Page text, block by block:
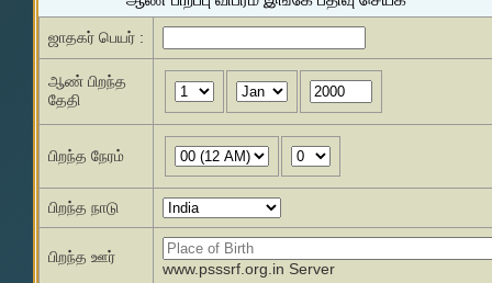
ஜாதகர் பெயர் :
ஆண் பிறந்த
தேதி
பிறந்த நேரம்
பிறந்த நாடு
பிறந்த ஊர்
www.psssrf.org.in Server